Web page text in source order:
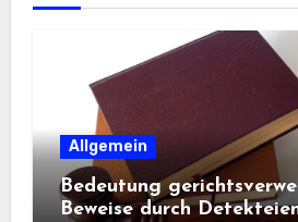
Allgemein
Bedeutung
Beweise durch